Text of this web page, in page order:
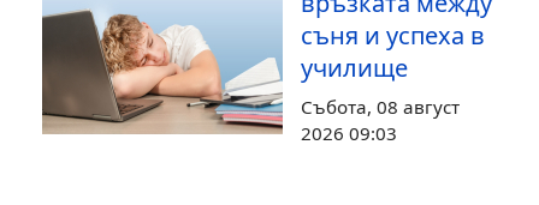
съня и успеха в
училище
Събота, 08 август
2026 09:03